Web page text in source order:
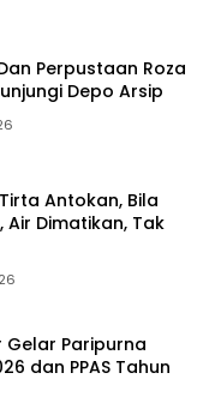
Perpustaan Roza
Depo Arsip
Antokan, Bila
Air Dimatikan, Tak
Gelar Paripurna
dan PPAS Tahun